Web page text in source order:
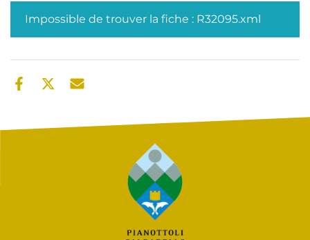
Impossible de trouver la fiche : R32095.xml